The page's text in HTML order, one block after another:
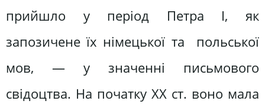
прийшло у період Петра I, як
запозичене їх німецької та польської
мов, — у значенні письмового
свідоцтва. На початку XX ст. воно мала